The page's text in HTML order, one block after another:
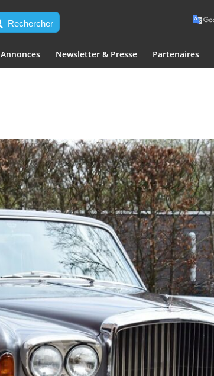
Rechercher
Annonces Newsletter & Presse Partenaires